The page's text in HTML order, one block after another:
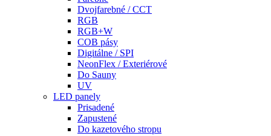
Dvojfarebné / CCT
RGB
RGB+W
COB pásy
Digitálne / SPI
NeonFlex / Exteriérové
Do Sauny
UV
LED panely
Prisadené
Zapustené
Do kazetového stropu